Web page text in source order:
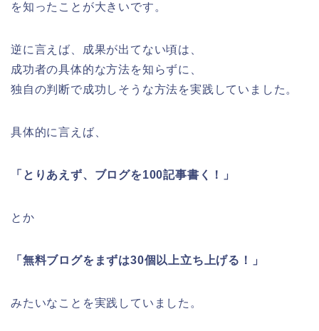
を知ったことが大きいです。
逆に言えば、成果が出てない頃は、
成功者の具体的な方法を知らずに、
独自の判断で成功しそうな方法を実践していました。
具体的に言えば、
「とりあえず、ブログを100記事書く！」
とか
「無料ブログをまずは30個以上立ち上げる！」
みたいなことを実践していました。